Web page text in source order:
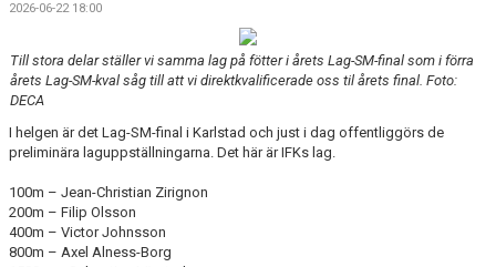
2026-06-22 18:00
Till stora delar ställer vi samma lag på fötter i årets Lag-SM-final som i förra
årets Lag-SM-kval såg till att vi direktkvalificerade oss til årets final. Foto:
DECA
I helgen är det Lag-SM-final i Karlstad och just i dag offentliggörs de
preliminära laguppställningarna. Det här är IFKs lag.
100m – Jean-Christian Zirignon
200m – Filip Olsson
400m – Victor Johnsson
800m – Axel Alness-Borg